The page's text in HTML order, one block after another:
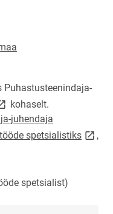
page
Puhastusteenindaja-
opens on new page
kohaselt.
juhendaja
spetsialistikslink,
pagespetsialist)